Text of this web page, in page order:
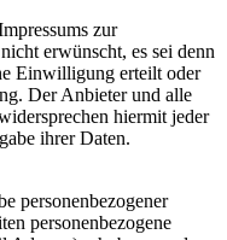
zur
erwünscht, es sei denn
Einwilligung erteilt oder
Der Anbieter und alle
hiermit jeder
ihrer Daten.
personenbezogener
personenbezogene